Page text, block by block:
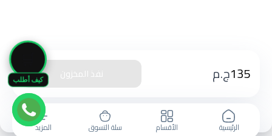
كيف أطلب 135ج.م نفذ المخزون
الرئيسية الأقسام سلة التسوق المزيد